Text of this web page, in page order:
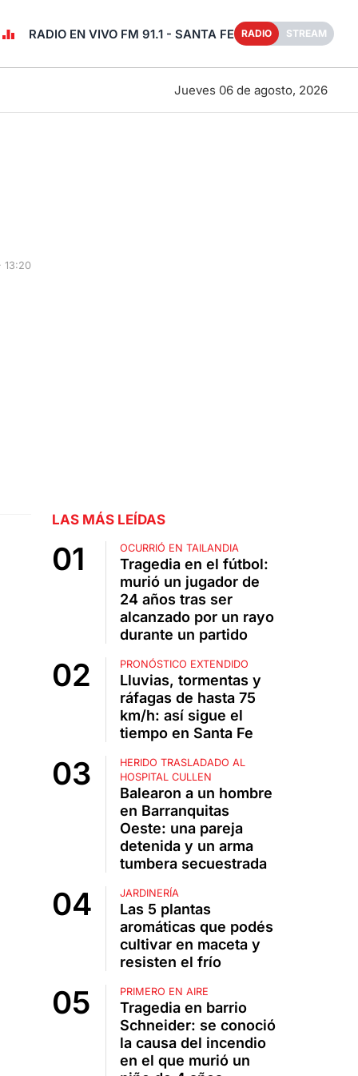
RADIO EN VIVO FM 91.1 - SANTA FE RADIO STREAM
Jueves 06 de agosto, 2026
13:20
LAS MÁS LEÍDAS
OCURRIÓ EN TAILANDIA
Tragedia en el fútbol:
murió un jugador de
24 años tras ser
alcanzado por un rayo
durante un partido
PRONÓSTICO EXTENDIDO
Lluvias, tormentas y
ráfagas de hasta 75
km/h: así sigue el
tiempo en Santa Fe
HERIDO TRASLADADO AL
HOSPITAL CULLEN
Balearon a un hombre
en Barranquitas
Oeste: una pareja
detenida y un arma
tumbera secuestrada
JARDINERÍA
Las 5 plantas
aromáticas que podés
cultivar en maceta y
resisten el frío
PRIMERO EN AIRE
Tragedia en barrio
Schneider: se conoció
la causa del incendio
en el que murió un